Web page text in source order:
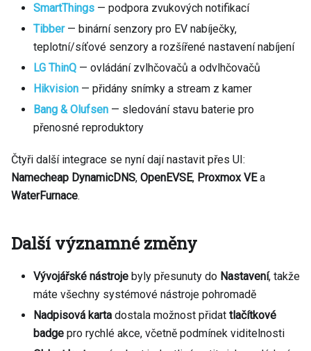
SmartThings — podpora zvukových notifikací
Tibber— binární senzory pro EV nabíječky,
teplotní/síťové senzory a rozšířené nastavení nabíjení
LG ThinQ — ovládání zvlhčovačů a odvlhčovačů
Hikvision — přidány snímky a stream z kamer
Bang & Olufsen — sledování stavu baterie pro
přenosné reproduktory
Čtyři další integrace se nyní dají nastavit přes UI:
Namecheap DynamicDNS, OpenEVSE, Proxmox VEa
WaterFurnace.
Další významné změny
Vývojářské nástroje byly přesunuty do Nastavení, takže
máte všechny systémové nástroje pohromadě
Nadpisová karta dostala možnost přidat tlačítkové
badge pro rychlé akce, včetně podmínek viditelnosti